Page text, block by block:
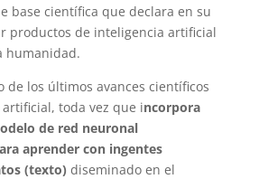
base científica que declara en su
productos de inteligencia artificial
humanidad.
de los últimos avances científicos
toda vez que incorpora
de red neuronal
aprender con ingentes
(texto) diseminado en el